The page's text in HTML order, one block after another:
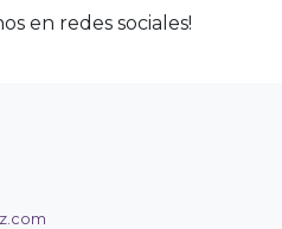
en redes sociales!